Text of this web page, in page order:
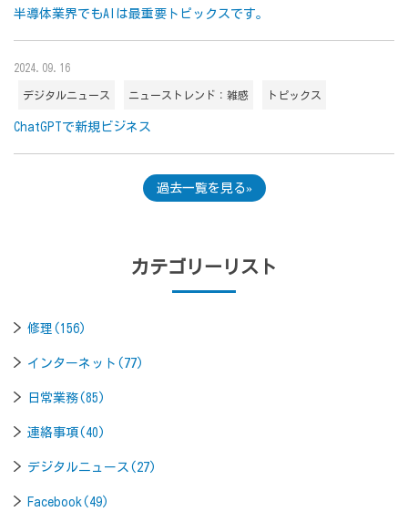
半導体業界でもAIは最重要トピックスです。
2024.09.16
デジタルニュース ニューストレンド：雑感 トピックス
ChatGPTで新規ビジネス
過去一覧を見る
カテゴリーリスト
修理(156)
インターネット(77)
日常業務(85)
連絡事項(40)
デジタルニュース(27)
Facebook(49)